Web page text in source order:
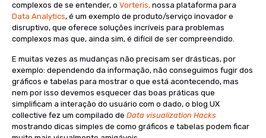
complexos de se entender, o Vorteris, nossa plataforma para
Data Analytics, é um exemplo de produto/serviço inovador e
disruptivo, que oferece soluções incríveis para problemas
complexos mas que, ainda sim, é difícil de ser compreendido.
E muitas vezes as mudanças não precisam ser drásticas, por
exemplo: dependendo da informação, não conseguimos fugir dos
gráficos e tabelas para mostrar o que está acontecendo, mas
nem por isso devemos esquecer das boas práticas que
simplificam a interação do usuário com o dado, o blog UX
collective fez um compilado de Data visualization Hacks
mostrando dicas simples de como gráficos e tabelas podem ficar